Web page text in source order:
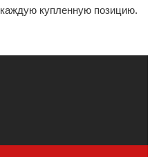
купленную позицию.